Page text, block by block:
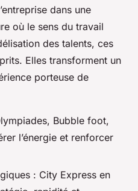
dans une
où le sens du travail
des talents, ces
Elles transforment un
porteuse de
Bubble foot,
l’énergie et renforcer
: City Express en